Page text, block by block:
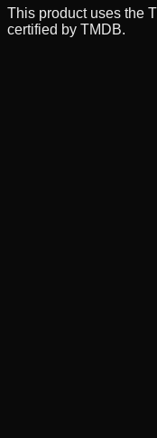
This product uses the
certified by TMDB.